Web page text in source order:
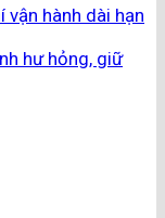
vận hành dài hạn
hư hỏng, giữ